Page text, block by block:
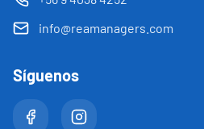
info@reamanagers.com
Síguenos